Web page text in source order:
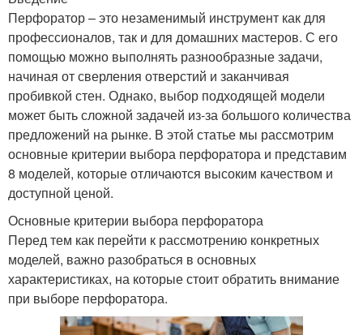
Перфоратор – это незаменимый инструмент как для
профессионалов, так и для домашних мастеров. С его
помощью можно выполнять разнообразные задачи,
начиная от сверления отверстий и заканчивая
пробивкой стен. Однако, выбор подходящей модели
может быть сложной задачей из-за большого количества
предложений на рынке. В этой статье мы рассмотрим
основные критерии выбора перфоратора и представим
8 моделей, которые отличаются высоким качеством и
доступной ценой.
Основные критерии выбора перфоратора
Перед тем как перейти к рассмотрению конкретных
моделей, важно разобраться в основных
характеристиках, на которые стоит обратить внимание
при выборе перфоратора.